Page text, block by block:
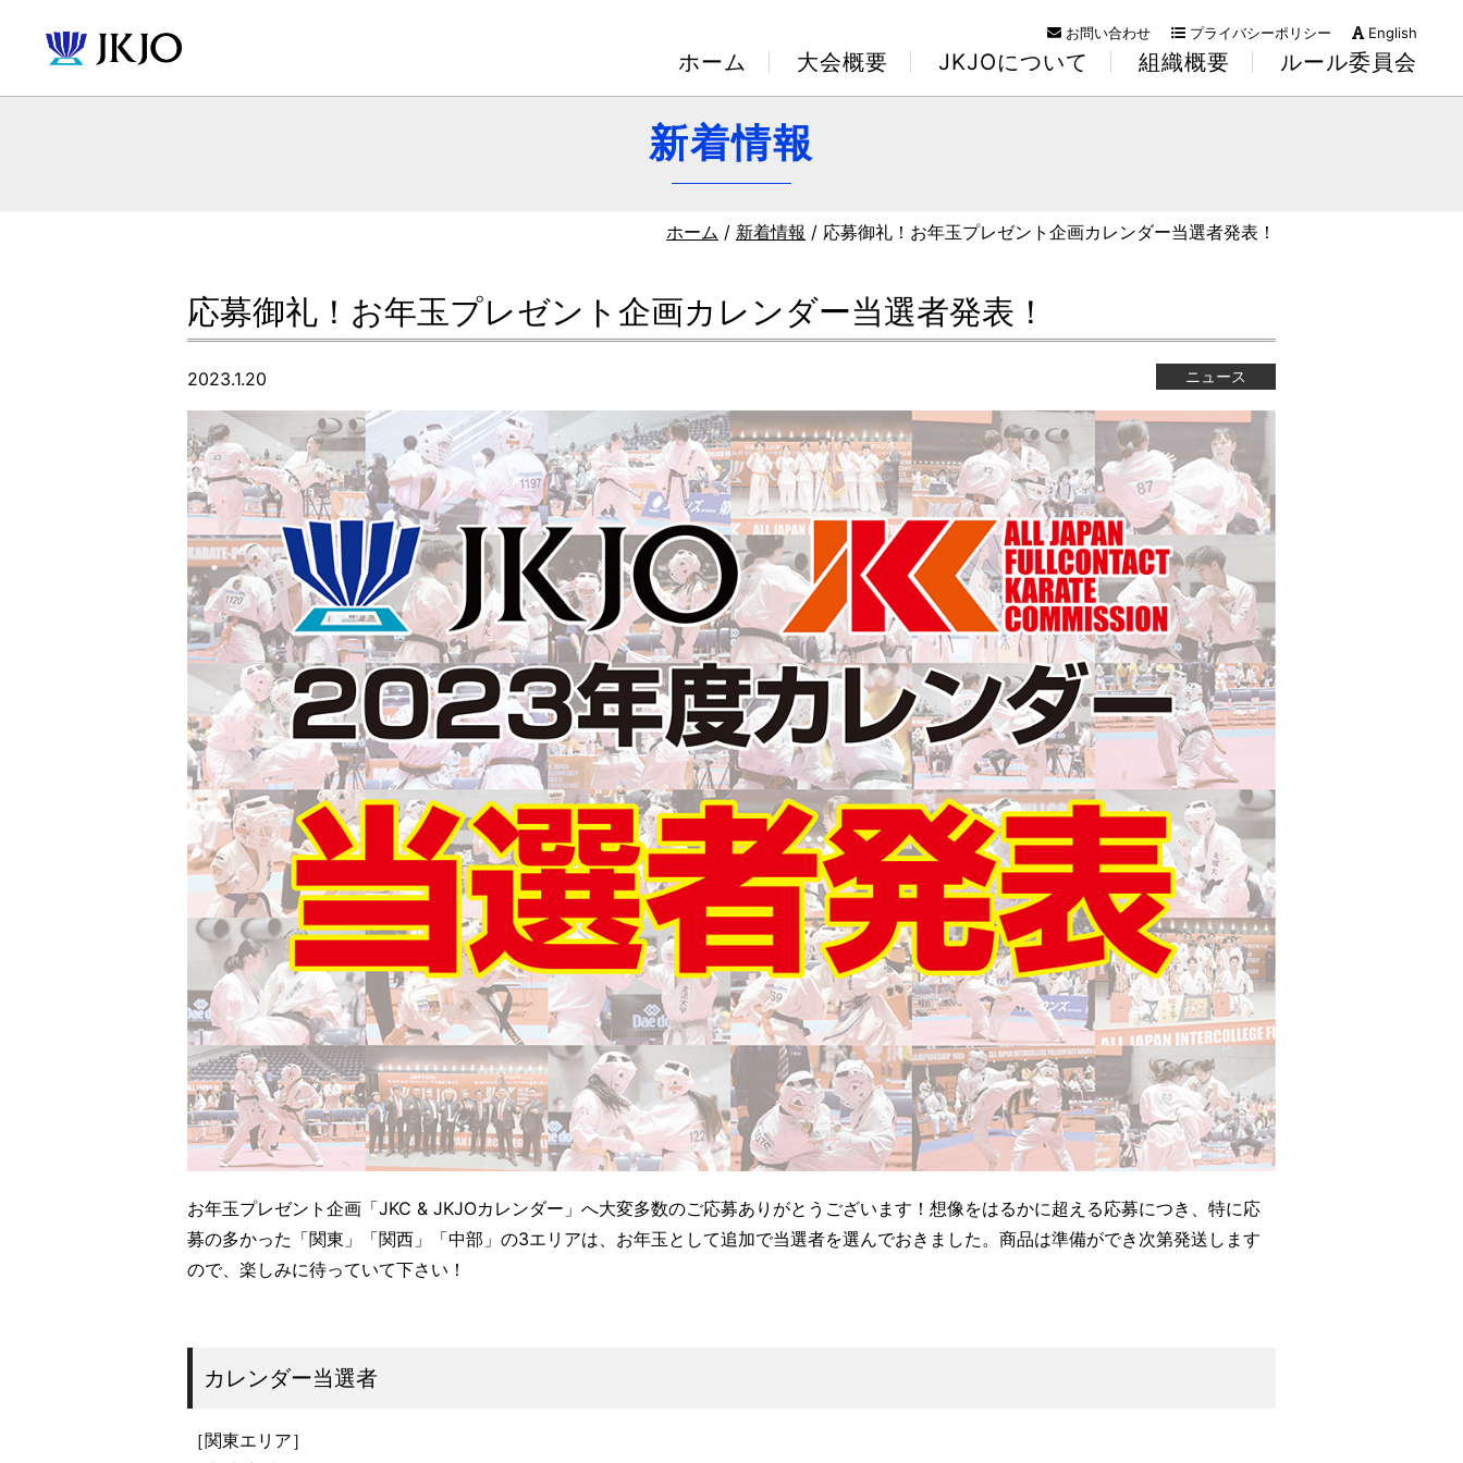
お問い合わせ プライバシーポリシー English
ホーム 大会概要 JKJOについて 組織概要 ルール委員会
新着情報
ホーム / 新着情報 / 応募御礼！お年玉プレゼント企画カレンダー当選者発表！
応募御礼！お年玉プレゼント企画カレンダー当選者発表！
2023.1.20 ニュース
お年玉プレゼント企画「JKC & JKJOカレンダー」へ大変多数のご応募ありがとうございます！想像をはるかに超える応募につき、特に応
募の多かった「関東」「関西」「中部」の3エリアは、お年玉として追加で当選者を選んでおきました。商品は準備ができ次第発送します
ので、楽しみに待っていて下さい！
カレンダー当選者
［関東エリア］